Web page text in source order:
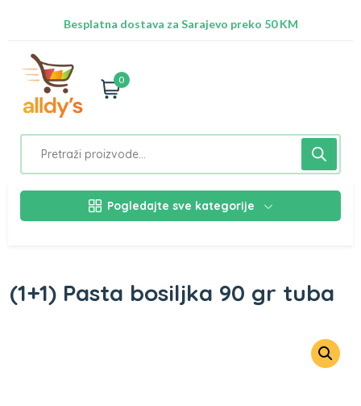
Besplatna dostava za Sarajevo preko 50 KM
0
Pogledajte sve kategorije
(1+1) Pasta bosiljka 90 gr tuba